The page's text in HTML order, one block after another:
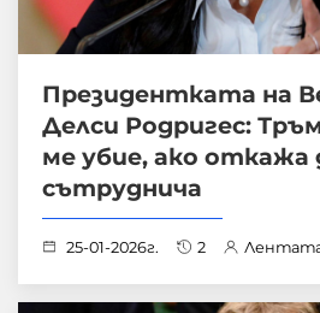
Президентката на
Делси Родригес:
ме убие, ако откажа
сътруднича
25-01-2026г. 2